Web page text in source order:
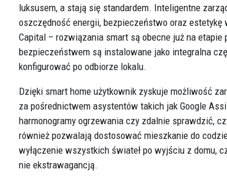
luksusem, a stają się standardem. Inteligentne
oszczędność energii, bezpieczeństwo oraz
Capital – rozwiązania smart są obecne już na
bezpieczeństwem są instalowane jako integralna
konfigurować po odbiorze lokalu.
Dzięki smart home użytkownik zyskuje możliwość
za pośrednictwem asystentów takich jak Google
harmonogramy ogrzewania czy zdalnie sprawdzić,
również pozwalają dostosować mieszkanie do
wyłączenie wszystkich świateł po wyjściu z domu,
nie ekstrawagancją.